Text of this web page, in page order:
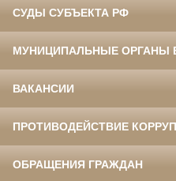
СУДЫ СУБЪЕКТА РФ
МУНИЦИПАЛЬНЫЕ ОРГАНЫ
ВАКАНСИИ
ПРОТИВОДЕЙСТВИЕ
ОБРАЩЕНИЯ ГРАЖДАН